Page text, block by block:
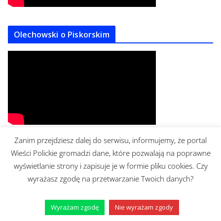
Olechowski o Piskorskim
Bronisław Cieślak w Bibliotece Nova
Zanim przejdziesz dalej do serwisu, informujemy, że portal
Wieści Polickie gromadzi dane, które pozwalają na poprawne
wyświetlanie strony i zapisuje je w formie pliku cookies. Czy
wyrażasz zgodę na przetwarzanie Twoich danych?
Wyrażam zgodę Nie wyrażam zgody